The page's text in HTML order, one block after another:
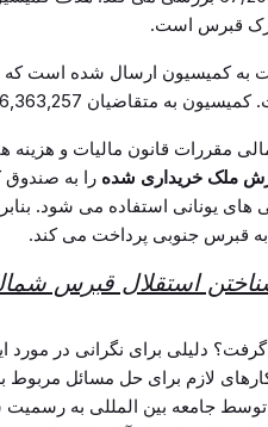
قبرس است.
396,363,257 پوند غرامت اعطا کرد.
را به صندوق
یونانی استفاده می شود.
قبرس جنوبی پرداخت می کند.
استقلال قبرس
دلیلی برای نگرانی در
لازم برای حل مسائل مربوط
جامعه بین المللی به رسمیت